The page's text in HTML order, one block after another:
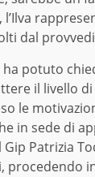
l’Ilva
dal
ha potuto
il livello
le
in sede di
Gip Patrizia
procedendo